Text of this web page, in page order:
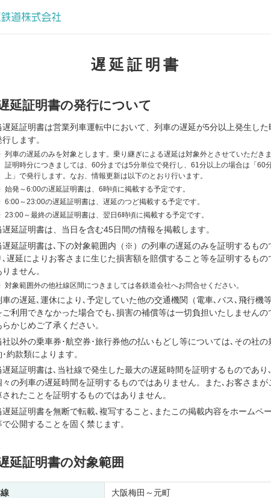
遅延証明書
延証明書の発行について
遅延証明書は営業列車運転中において、列車の遅延が5分以上発生した
行します。
列車の遅延のみを対象とします。乗り継ぎによる遅延は対象外とさせていただきま
証明時分につきましては、60分までは5分単位で発行し、61分以上の場合は「60
上」で発行します。なお、情報更新は以下のとおり行います。
始発～6:00の遅延証明書は、6時頃に掲載する予定です。
6:00～23:00の遅延証明書は、遅延のつど掲載する予定です。
23:00～最終の遅延証明書は、翌日6時頃に掲載する予定です。
遅延証明書は、当日を含む45日間の情報を掲載します。
遅延証明書は､下の対象範囲内（※）の列車の遅延のみを証明するもの
､遅延によりお客さまに生じた損害額を賠償すること等を証明するもの
りません。
対象範囲外の他社線区間につきましては各鉄道会社へお問合せください。
車の遅延､運休により､予定していた他の交通機関（電車､バス､飛行機等
ご利用できなかった場合でも､損害の補償等は一切負担いたしませんの
らかじめご了承ください。
社以外の乗車券･航空券･旅行券他の払いもどし等については､その社の
･約款類によります。
遅延証明書は､当社線で発生した最大の遅延時間を証明するものであり､
々の列車の遅延時間を証明するものではありません。また､お客さまが
されたことを証明するものではありません。
遅延証明書を無断で転載､複写すること､またこの掲載内容をホームペ
で公開することを固く禁じます。
延証明書の対象範囲
大阪梅田～元町